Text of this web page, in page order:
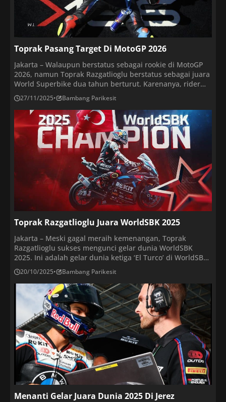
Toprak Pasang Target Di MotoGP 2026
Jakarta – Walaupun berstatus sebagai rookie di MotoGP
2026, namun Toprak Razgatlioglu berstatus sebagai juara
World Superbike dua tahun berturut. Karenanya, rider
asal Turki memasang target yang cukup tinggi di musim
perdananya di MotoGP. Target Toprak Razgatlioglu di
musim perdananya di MotoGP adalah menantang Fabio
Quartararo sebagai pebalap terbaik di tim Yamaha. Raja
tiga kali […]
27/11/2025• Bambang Parikesit
Toprak Razgatlioglu Juara WorldSBK 2025
Jakarta – Meski gagal meraih kemenangan, Toprak
Razgatlioglu sukses mengunci gelar dunia WorldSBK
2025. Ini adalah gelar dunia ketiga ‘El Turco’ di WorldSBK,
dan merupakan yang kedua bagi BMW. Di seri penutup
WorldSBK 2025, pembalap Aruba.it Racing Ducati, Nicolo
Bulega, sukses merebut kemenangan dalam balapan
kedua (Race 2) WorldSBK Spanyol 2025 di Sirkuit Jerez,
pada […]
20/10/2025• Bambang Parikesit
Menanti Gelar Juara Dunia 2025 Di Jerez